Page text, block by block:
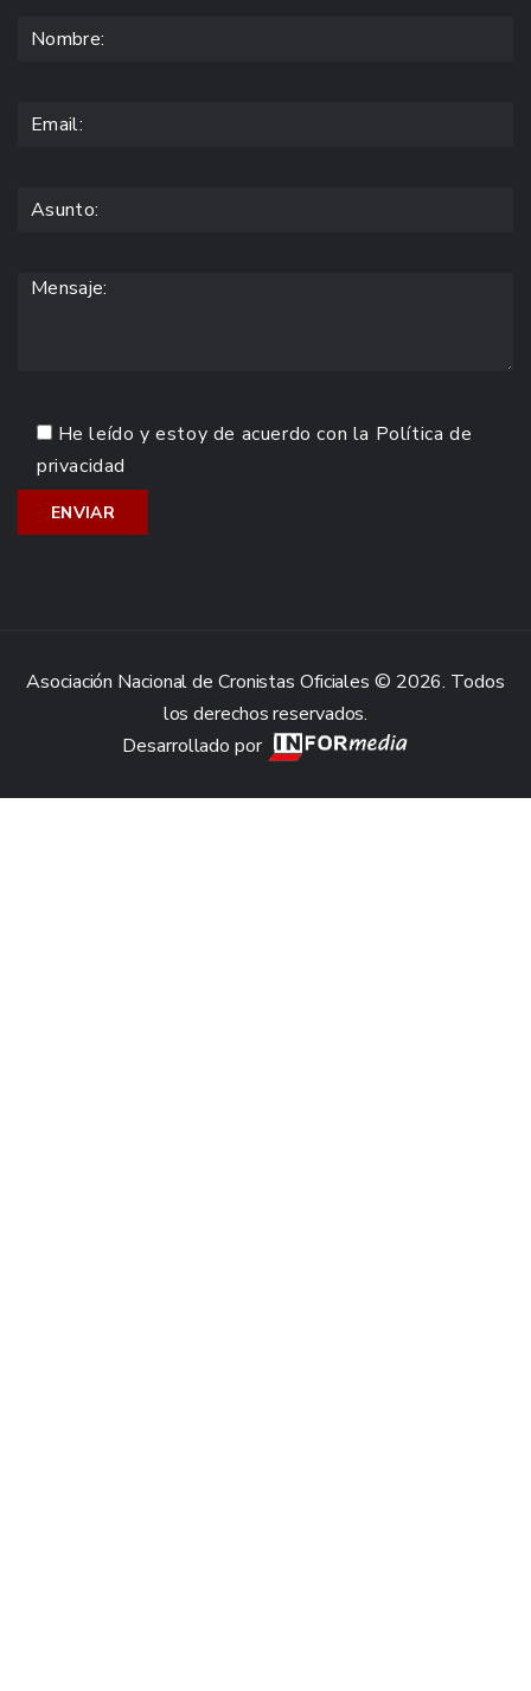
He leído y estoy de acuerdo con la Política de
privacidad
Asociación Nacional de Cronistas Oficiales © 2026. Todos
los derechos reservados.
Desarrollado por